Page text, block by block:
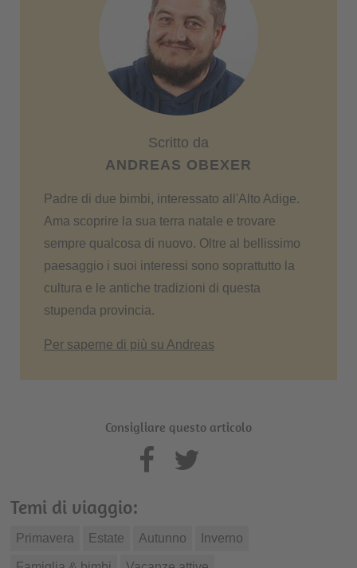
Scritto da
ANDREAS OBEXER
Padre di due bimbi, interessato all'Alto Adige.
Ama scoprire la sua terra natale e trovare
sempre qualcosa di nuovo. Oltre al bellissimo
paesaggio i suoi interessi sono soprattutto la
cultura e le antiche tradizioni di questa
stupenda provincia.
Per saperne di più su Andreas
Consigliare questo articolo
Temi di viaggio:
Primavera Estate Autunno Inverno